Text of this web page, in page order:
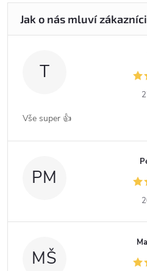
T
Vše super 👍
PM
MŠ